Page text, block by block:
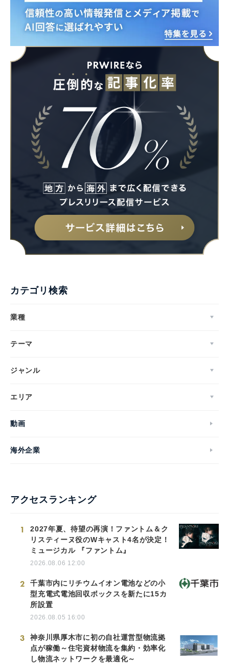
カテゴリ検索
業種
テーマ
ジャンル
エリア
動画
海外企業
アクセスランキング
1
2027年夏、待望の再演！ファントム＆ク
リスティーヌ役のWキャスト4名が決定！
ミュージカル 『ファントム』
2026.08.06 12:00
2
千葉市内にリチウムイオン電池などの小
型充電式電池回収ボックスを新たに15カ
所設置
2026.08.05 16:00
3
神奈川県厚木市に初の自社運営型物流拠
点が稼働～住宅資材物流を集約・効率化
し物流ネットワークを最適化～